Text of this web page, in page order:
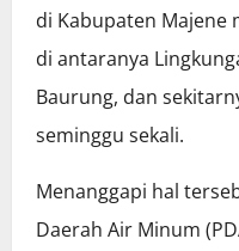
di Kabupaten Majene
di antaranya
Baurung, dan
seminggu sekali.
Menanggapi hal
Daerah Air Minum